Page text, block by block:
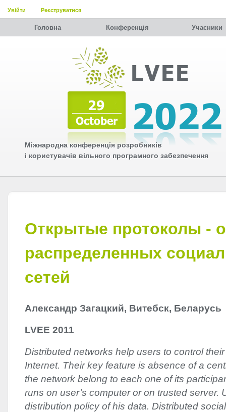
Увійти Реєструватися
Головна Конференція Учасники
Міжнародна конференція розробників
і користувачів вільного програмного забезпечення
Открытые протоколы -
распределенных
сетей
Александр Загацкий, Витебск, Беларусь
LVEE 2011
Distributed networks help users to control
Internet. Their key feature is absence of a
the network belong to each one of its
runs on user’s computer or on trusted server.
distribution policy of his data. Distributed